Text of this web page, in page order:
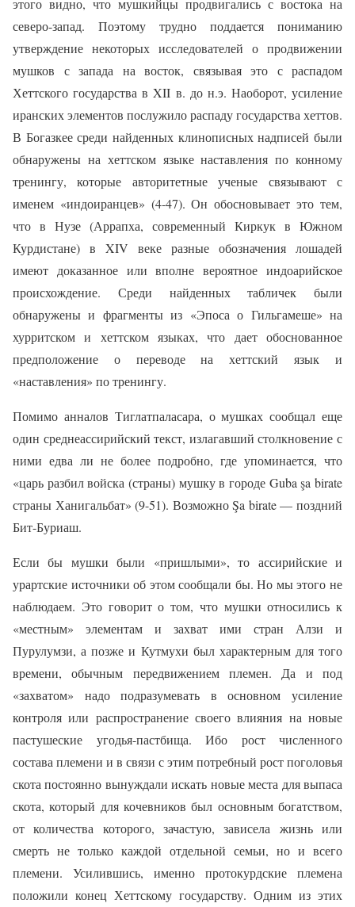
этого видно, что мушкийцы продвигались с востока на
северо-запад. Поэтому трудно поддается пониманию
утверждение некоторых исследователей о продвижении
мушков с запада на восток, связывая это с распадом
Хеттского государства в XII в. до н.э. Наоборот, усиление
иранских элементов послужило распаду государства хеттов.
В Богазкее среди найденных клинописных надписей были
обнаружены на хеттском языке наставления по конному
тренингу, которые авторитетные ученые связывают с
именем «индоиранцев» (4-47). Он обосновывает это тем,
что в Нузе (Аррапха, современный Киркук в Южном
Курдистане) в XIV веке разные обозначения лошадей
имеют доказанное или вполне вероятное индоарийское
происхождение. Среди найденных табличек были
обнаружены и фрагменты из «Эпоса о Гильгамеше» на
хурритском и хеттском языках, что дает обоснованное
предположение о переводе на хеттский язык и
«наставления» по тренингу.
Помимо анналов Тиглатпаласара, о мушках сообщал еще
один среднеассирийский текст, излагавший столкновение с
ними едва ли не более подробно, где упоминается, что
«царь разбил войска (страны) мушку в городе Guba şa birate
страны Ханигальбат» (9-51). Возможно Şa birate — поздний
Бит-Буриаш.
Если бы мушки были «пришлыми», то ассирийские и
урартские источники об этом сообщали бы. Но мы этого не
наблюдаем. Это говорит о том, что мушки относились к
«местным» элементам и захват ими стран Алзи и
Пурулумзи, а позже и Кутмухи был характерным для того
времени, обычным передвижением племен. Да и под
«захватом» надо подразумевать в основном усиление
контроля или распространение своего влияния на новые
пастушеские угодья-пастбища. Ибо рост численного
состава племени и в связи с этим потребный рост поголовья
скота постоянно вынуждали искать новые места для выпаса
скота, который для кочевников был основным богатством,
от количества которого, зачастую, зависела жизнь или
смерть не только каждой отдельной семьи, но и всего
племени. Усилившись, именно протокурдские племена
положили конец Хеттскому государству. Одним из этих